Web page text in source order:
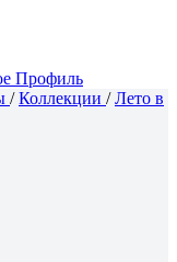
Профиль
/Коллекции /Лето в